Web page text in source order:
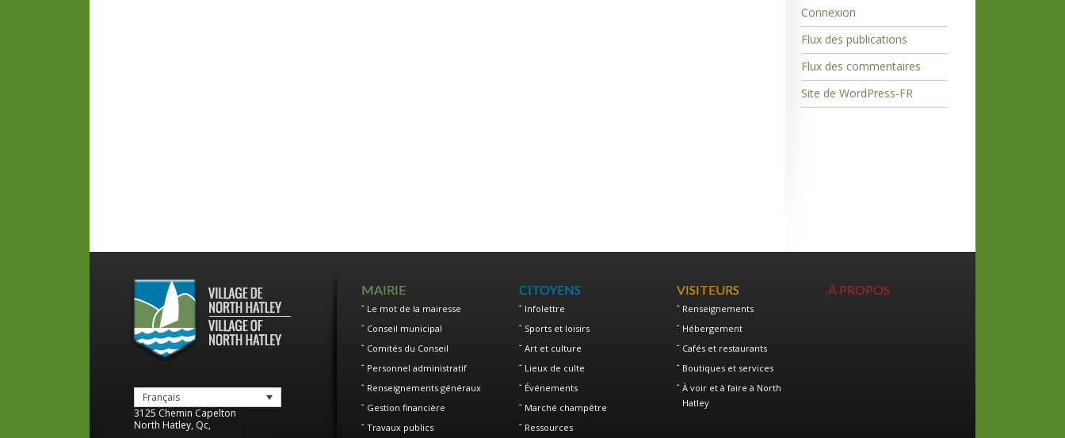
Connexion
Flux des publications
Flux des commentaires
Site de WordPress-FR
Français
3125 Chemin Capelton
North Hatley, Qc,
MAIRIE
Le mot de la mairesse
Conseil municipal
Comités du Conseil
Personnel administratif
Renseignements généraux
Gestion financière
Travaux publics
CITOYENS
Infolettre
Sports et loisirs
Art et culture
Lieux de culte
Événements
Marché champêtre
Ressources
VISITEURS
Renseignements
Hébergement
Cafés et restaurants
Boutiques et services
À voir et à faire à North
Hatley
À PROPOS